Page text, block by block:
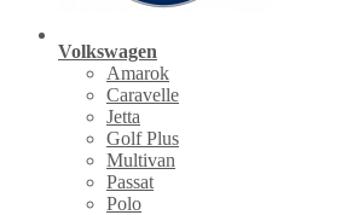
Volkswagen
Amarok
Caravelle
Jetta
Golf Plus
Multivan
Passat
Polo